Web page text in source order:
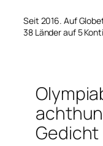
Seit 2016. Auf
38 Länder auf 5
Gedicht